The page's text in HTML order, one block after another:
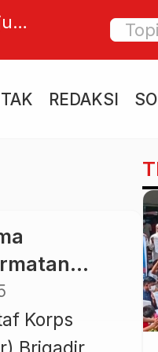
REDAKSI
Kerajaan
Korps